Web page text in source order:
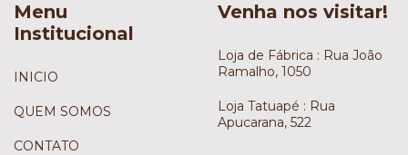
Menu
Institucional
INICIO
QUEM SOMOS
CONTATO
Venha nos visitar!
Loja de Fábrica : Rua João
Ramalho, 1050
Loja Tatuapé : Rua
Apucarana, 522